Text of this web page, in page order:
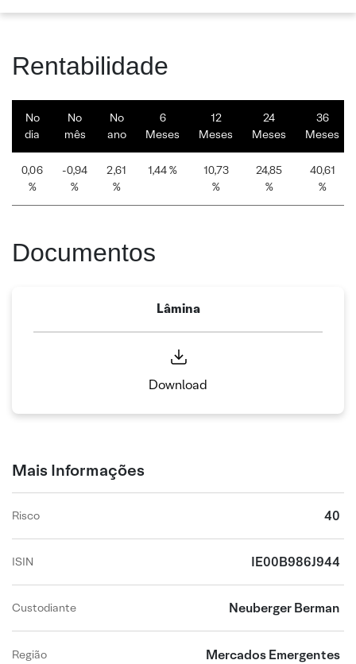
Rentabilidade
No
dia
No
mês
No
ano
6
Meses
12
Meses
24
Meses
36
Meses
0,06
%
-0,94
%
2,61
%
1,44 %
10,73
%
24,85
%
40,61
%
Documentos
Lâmina
Download
Mais Informações
Risco 40
ISIN IE00B986J944
Custodiante Neuberger Berman
Região Mercados Emergentes